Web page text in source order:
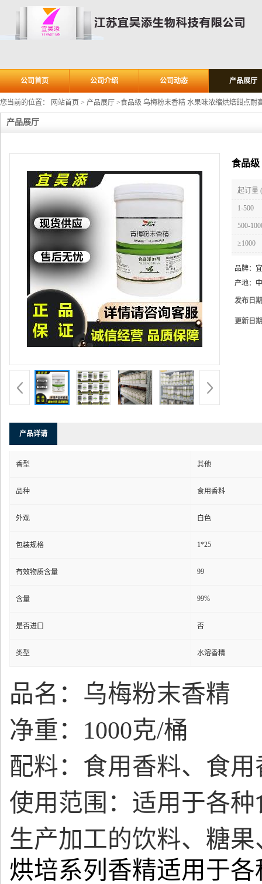
公司首页 公司介绍 公司动态 产品展厅
您当前的位置： 网站首页 > 产品展厅 >食品级 乌梅粉末香精 水果味浓缩烘焙甜点耐
产品展厅
食品级
起订量
1-500
500-
≥1000
品牌：
产地：
发布日
更新日
产品详请
香型 其他
品种 食用香料
外观 白色
包装规格 1*25
有效物质含量 99
含量 99%
是否进口 否
类型 水溶香精
品名：乌梅粉末香精
净重：1000克/桶
配料：食用香料、食
使用范围：适用于各
生产加工的饮料、糖
烘培系列香精适用于